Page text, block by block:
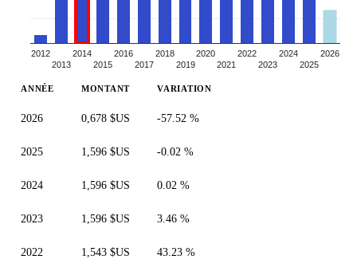
2012
2013
2014
2015
2016
2017
2018
2019
2020
2021
2022
2023
2024
2025
2026
ANNÉE MONTANT VARIATION
2026 0,678 $US -57.52 %
2025 1,596 $US -0.02 %
2024 1,596 $US 0.02 %
2023 1,596 $US 3.46 %
2022 1,543 $US 43.23 %